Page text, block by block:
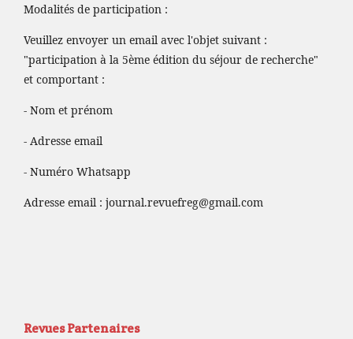
Modalités de participation :
Veuillez envoyer un email avec l'objet suivant :
"participation à la 5ème édition du séjour de recherche"
et comportant :
- Nom et prénom
- Adresse email
- Numéro Whatsapp
Adresse email : journal.revuefreg@gmail.com
Revues Partenaires